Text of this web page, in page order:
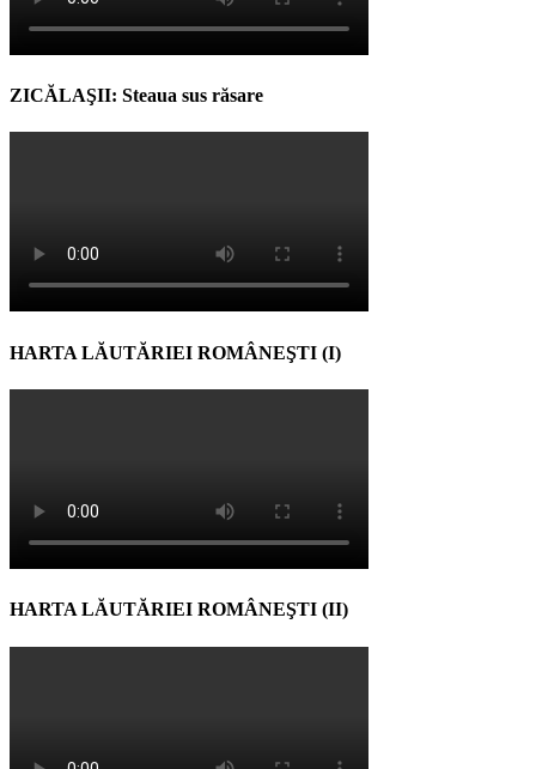
ZICĂLAŞII: Steaua sus răsare
HARTA LĂUTĂRIEI ROMÂNEŞTI (I)
HARTA LĂUTĂRIEI ROMÂNEŞTI (II)